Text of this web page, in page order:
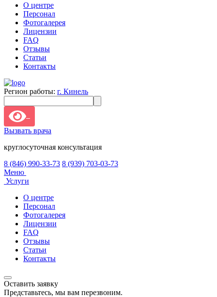
О центре
Персонал
Фотогалерея
Лицензии
FAQ
Отзывы
Статьи
Контакты
Регион работы: г. Кинель
Вызвать врача
круглосуточная консультация
8 (846) 990-33-73 8 (939) 703-03-73
Меню
Услуги
О центре
Персонал
Фотогалерея
Лицензии
FAQ
Отзывы
Статьи
Контакты
Оставить заявку
Представьтесь, мы вам перезвоним.